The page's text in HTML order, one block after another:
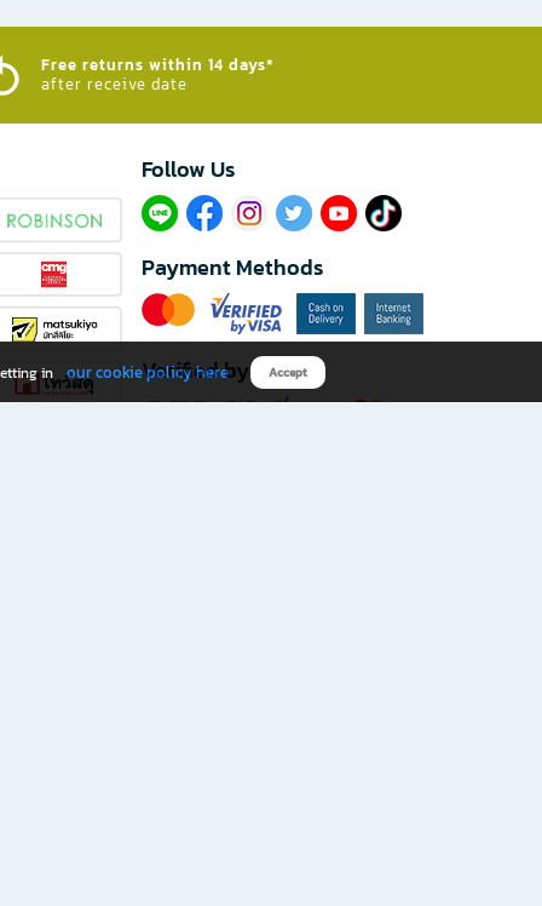
Free returns within 14 days*
after receive date
Follow Us​
Payment Methods
Verified by
in our cookie policy here Accept